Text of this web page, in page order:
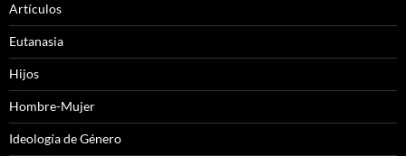
Artículos
Eutanasia
Hijos
Hombre-Mujer
Ideología de Género